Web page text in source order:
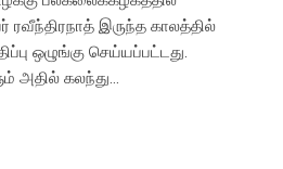
ரவீந்திரநாத் இருந்த காலத்தில்
ஒழுங்கு செய்யப்பட்டது.
அதில் கலந்து…